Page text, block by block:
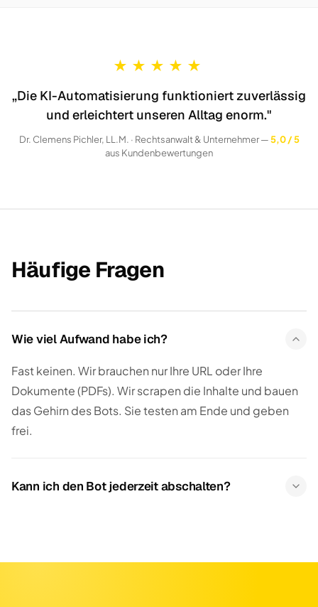
★ ★ ★ ★ ★
„Die KI-Automatisierung funktioniert zuverlässig
und erleichtert unseren Alltag enorm."
Dr. Clemens Pichler, LL.M. · Rechtsanwalt & Unternehmer —5,0 / 5
aus Kundenbewertungen
Häufige Fragen
Wie viel Aufwand habe ich?
Fast keinen. Wir brauchen nur Ihre URL oder Ihre
Dokumente (PDFs). Wir scrapen die Inhalte und bauen
das Gehirn des Bots. Sie testen am Ende und geben
frei.
Kann ich den Bot jederzeit abschalten?